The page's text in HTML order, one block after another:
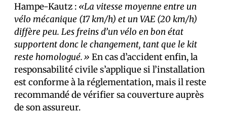
Hampe-Kautz : «La vitesse moyenne entre un
vélo mécanique (17 km/h) et un VAE (20 km/h)
diffère peu. Les freins d’un vélo en bon état
supportent donc le changement, tant que le kit
reste homologué.» En cas d’accident enfin, la
responsabilité civile s’applique si l’installation
est conforme à la réglementation, mais il reste
recommandé de vérifier sa couverture auprès
de son assureur.